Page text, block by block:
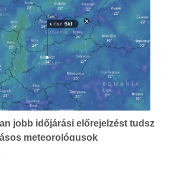
jobb időjárási előrejelzést tudsz
meteorológusok